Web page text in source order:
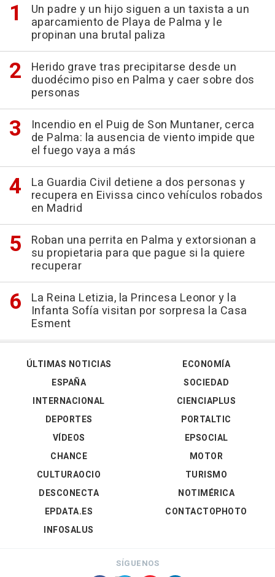
Un padre y un hijo siguen a un taxista a un
aparcamiento de Playa de Palma y le
propinan una brutal paliza
Herido grave tras precipitarse desde un
duodécimo piso en Palma y caer sobre dos
personas
Incendio en el Puig de Son Muntaner, cerca
de Palma: la ausencia de viento impide que
el fuego vaya a más
La Guardia Civil detiene a dos personas y
recupera en Eivissa cinco vehículos robados
en Madrid
Roban una perrita en Palma y extorsionan a
su propietaria para que pague si la quiere
recuperar
La Reina Letizia, la Princesa Leonor y la
Infanta Sofía visitan por sorpresa la Casa
Esment
ÚLTIMAS NOTICIAS
ESPAÑA
INTERNACIONAL
DEPORTES
VÍDEOS
ECONOMÍA
SOCIEDAD
CIENCIAPLUS
PORTALTIC
EPSOCIAL
CHANCE
CULTURAOCIO
DESCONECTA
EPDATA.ES
INFOSALUS
MOTOR
TURISMO
NOTIMÉRICA
CONTACTOPHOTO
SÍGUENOS